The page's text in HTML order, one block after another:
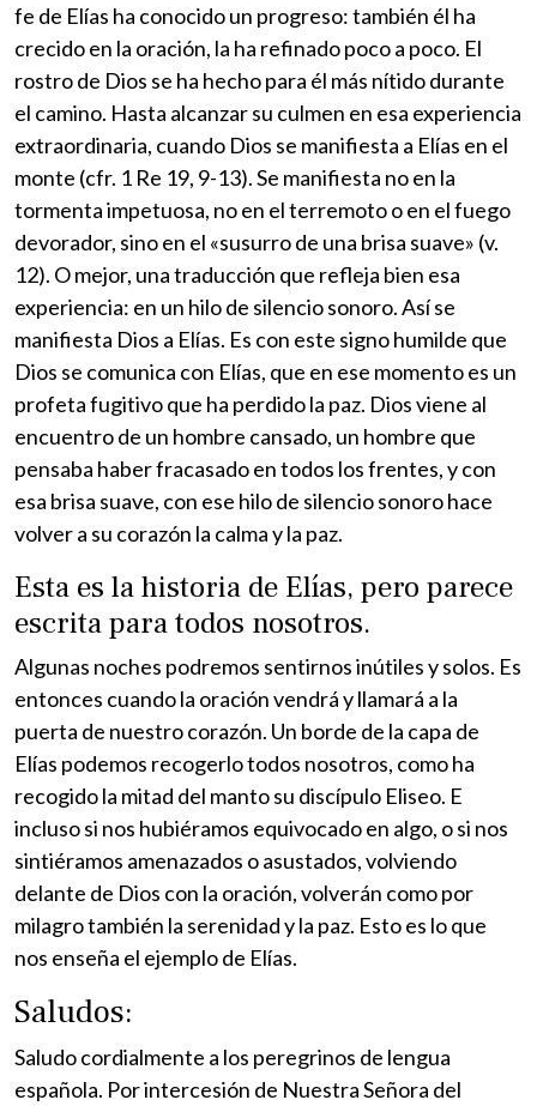
fe de Elías ha conocido un progreso: también él ha
crecido en la oración, la ha refinado poco a poco. El
rostro de Dios se ha hecho para él más nítido durante
el camino. Hasta alcanzar su culmen en esa experiencia
extraordinaria, cuando Dios se manifiesta a Elías en el
monte (cfr. 1 Re 19, 9-13). Se manifiesta no en la
tormenta impetuosa, no en el terremoto o en el fuego
devorador, sino en el «susurro de una brisa suave» (v.
12). O mejor, una traducción que refleja bien esa
experiencia: en un hilo de silencio sonoro. Así se
manifiesta Dios a Elías. Es con este signo humilde que
Dios se comunica con Elías, que en ese momento es un
profeta fugitivo que ha perdido la paz. Dios viene al
encuentro de un hombre cansado, un hombre que
pensaba haber fracasado en todos los frentes, y con
esa brisa suave, con ese hilo de silencio sonoro hace
volver a su corazón la calma y la paz.
Esta es la historia de Elías, pero parece
escrita para todos nosotros.
Algunas noches podremos sentirnos inútiles y solos. Es
entonces cuando la oración vendrá y llamará a la
puerta de nuestro corazón. Un borde de la capa de
Elías podemos recogerlo todos nosotros, como ha
recogido la mitad del manto su discípulo Eliseo. E
incluso si nos hubiéramos equivocado en algo, o si nos
sintiéramos amenazados o asustados, volviendo
delante de Dios con la oración, volverán como por
milagro también la serenidad y la paz. Esto es lo que
nos enseña el ejemplo de Elías.
Saludos:
Saludo cordialmente a los peregrinos de lengua
española. Por intercesión de Nuestra Señora del